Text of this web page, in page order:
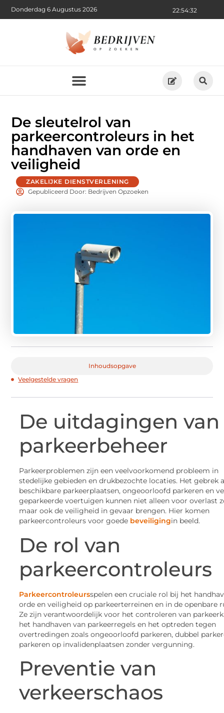
22:54:33
Donderdag 6 Augustus 2026
De sleutelrol van
parkeercontroleurs in het
handhaven van orde en
veiligheid
ZAKELIJKE DIENSTVERLENING
Gepubliceerd Door: Bedrijven Opzoeken
Inhoudsopgave
Veelgestelde vragen
De uitdagingen van
parkeerbeheer
Parkeerproblemen zijn een veelvoorkomend probleem in
stedelijke gebieden en drukbezochte locaties. Het gebrek
beschikbare parkeerplaatsen, ongeoorloofd parkeren en
geparkeerde voertuigen kunnen niet alleen voor overlast
maar ook de veiligheid in gevaar brengen. Hier komen
parkeercontroleursvoor goede beveiligingin beeld.
De rol van
parkeercontroleurs
Parkeercontroleursspelen een cruciale rol bij het
orde en veiligheid op parkeerterreinen en in de openbare
Ze zijn verantwoordelijk voor het controleren van
het handhaven van parkeerregels en het optreden tegen
overtredingen zoals ongeoorloofd parkeren, dubbel
parkeren op invalidenplaatsen zonder vergunning.
Preventie van
verkeerschaos